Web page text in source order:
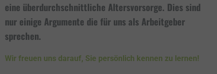
eine überdurchschnittliche Altersvorsorge. Dies sind
nur einige Argumente die für uns als Arbeitgeber
sprechen.
Wir freuen uns darauf, Sie persönlich kennen zu lernen!